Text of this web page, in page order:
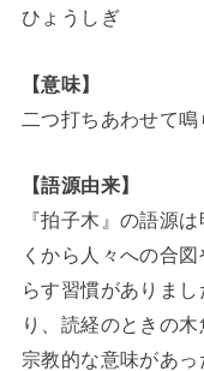
ひょうしぎ
【意味】
二つ打ちあわせて鳴
【語源由来】
『拍子木』の語源
くから人々への合
らす習慣がありま
り、読経のときの
宗教的な意味があ